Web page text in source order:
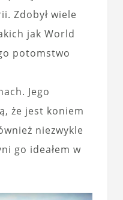
Zdobył wiele
jak World
potomstwo
Jego
że jest koniem
niezwykle
go ideałem w